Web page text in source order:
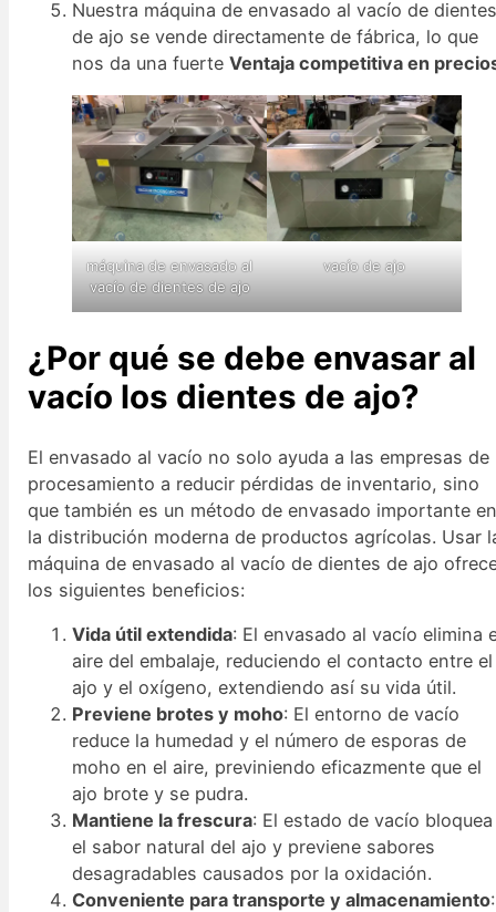
Nuestra máquina de envasado al vacío de
de ajo se vende directamente de fábrica, lo que
nos da una fuerteVentaja competitiva en
máquina de envasado al
vacío de dientes de ajo
vacío de ajo
¿Por qué se debe envasar al
vacío los dientes de ajo?
El envasado al vacío no solo ayuda a las empresas de
procesamiento a reducir pérdidas de inventario, sino
que también es un método de envasado importante
la distribución moderna de productos agrícolas. Usar
máquina de envasado al vacío de dientes de ajo
los siguientes beneficios:
Vida útil extendida: El envasado al vacío elimina
aire del embalaje, reduciendo el contacto entre el
ajo y el oxígeno, extendiendo así su vida útil.
Previene brotes y moho: El entorno de vacío
reduce la humedad y el número de esporas de
moho en el aire, previniendo eficazmente que el
ajo brote y se pudra.
Mantiene la frescura: El estado de vacío bloquea
el sabor natural del ajo y previene sabores
desagradables causados por la oxidación.
Conveniente para transporte y almacenamiento: